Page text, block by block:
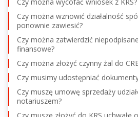
Czy można wznowić działalność
ponownie zawiesić?
Czy można zatwierdzić
finansowe?
Czy można złożyć czynny żal do
Czy musimy udostępniać
Czy muszę umowę sprzedaży
notariuszem?
Czy muszę złożyć do KRS uchwałę